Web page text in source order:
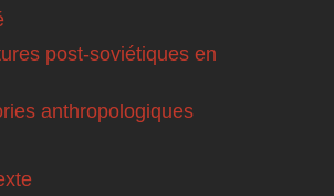
post-soviétiques en
anthropologiques